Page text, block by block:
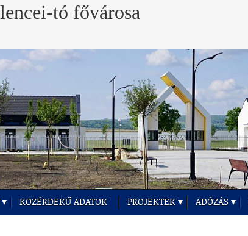
KÖZÉRDEKŰ ADATOK PROJEKTEK ADÓZÁS